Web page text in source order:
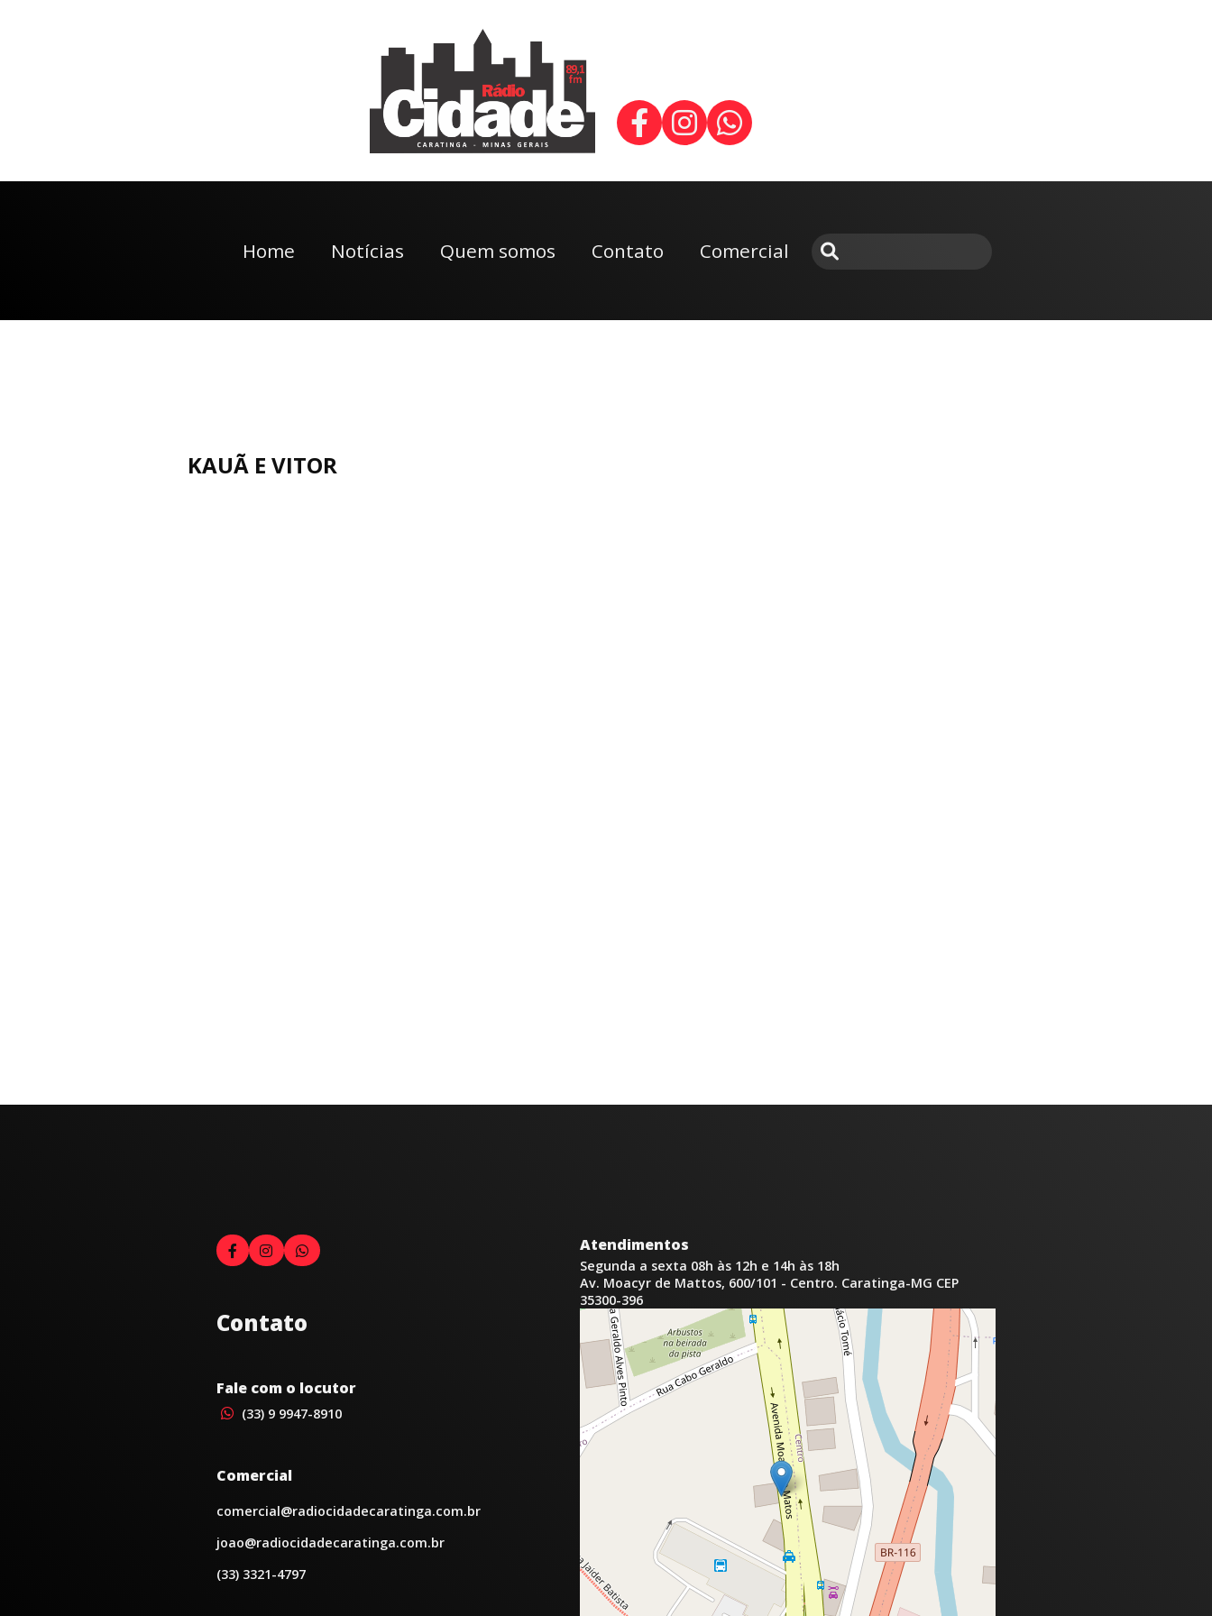
Home Notícias Quem somos Contato Comercial
KAUÃ E VITOR
Contato
Fale com o locutor
(33) 9 9947-8910
Comercial
comercial@radiocidadecaratinga.com.br
joao@radiocidadecaratinga.com.br
(33) 3321-4797
Atendimentos
Segunda a sexta 08h às 12h e 14h às 18h
Av. Moacyr de Mattos, 600/101 - Centro. Caratinga-MG CEP
35300-396